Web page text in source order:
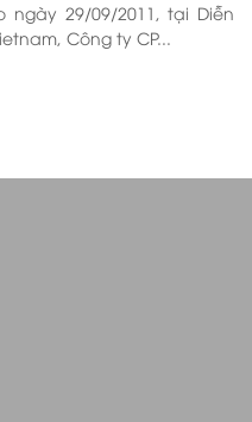
ngày 29/09/2011, tại Diễn
Công ty CP...